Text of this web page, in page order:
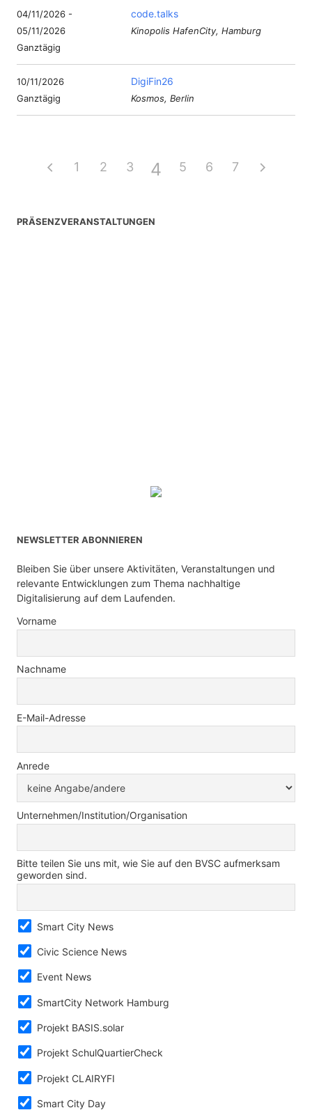
04/11/2026 -
05/11/2026
Ganztägig
code.talks
Kinopolis HafenCity, Hamburg
10/11/2026
Ganztägig
DigiFin26
Kosmos, Berlin
1 2 3 4 5 6 7
PRÄSENZVERANSTALTUNGEN
NEWSLETTER ABONNIEREN
Bleiben Sie über unsere Aktivitäten, Veranstaltungen und
relevante Entwicklungen zum Thema nachhaltige
Digitalisierung auf dem Laufenden.
Vorname
Nachname
E-Mail-Adresse
Anrede
Unternehmen/Institution/Organisation
Bitte teilen Sie uns mit, wie Sie auf den BVSC aufmerksam
geworden sind.
Smart City News
Civic Science News
Event News
SmartCity Network Hamburg
Projekt BASIS.solar
Projekt SchulQuartierCheck
Projekt CLAIRYFI
Smart City Day